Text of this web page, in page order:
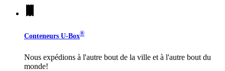
Conteneurs U-Box®
Nous expédions à l'autre bout de la ville et à l'autre bout du
monde!